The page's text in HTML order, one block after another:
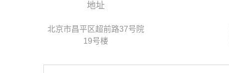
地址
北京市昌平区超前路37号院
19号楼